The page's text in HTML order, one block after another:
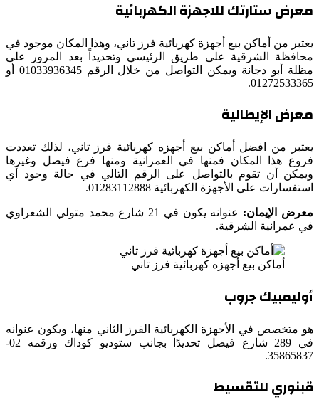
معرض ستارتك للاجهزة الكهربائية
يعتبر من أماكن بيع أجهزة كهربائية فرز تاني، وهذا المكان موجود في
محافظة الشرقية على طريق الرئيسي وتحديداً بعد المرور على
مظلة أبو دجانة ويمكن التواصل من خلال الرقم 01033936345 أو
01272533365.
معرض الإيطالية
يعتبر من افضل أماكن بيع أجهزه كهربائية فرز تاني، لذلك تعددت
فروع هذا المكان فمنها في العمرانية ومنها فرع فيصل وغيرها
ويمكن أن تقوم بالتواصل على الرقم التالي في حالة وجود أي
استفسارات على الأجهزة الكهربائية 01283112888.
معرض الإيمان:
عنوانه يكون في 21 شارع محمد متولي الشعراوي
في عمرانية الشرقية.
أماكن بيع أجهزه كهربائية فرز تاني
أوليمبيك جروب
هو متخصص في الأجهزة الكهربائية الفرز الثاني منها، ويكون عنوانه
في 289 شارع فيصل تحديدًا بجانب ستوديو كوداك ورقمه 02-
35865837.
قبنوري للتقسيط